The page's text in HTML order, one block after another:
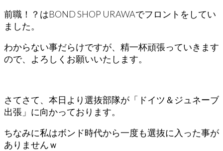
前職！？はBOND SHOP URAWAでフロントをしてい
ました。
わからない事だらけですが、精一杯頑張っていきます
ので、よろしくお願いいたします。
さてさて、本日より選抜部隊が「ドイツ＆ジュネーブ
出張」に向かっております。
ちなみに私はボンド時代から一度も選抜に入った事が
ありませんｗ